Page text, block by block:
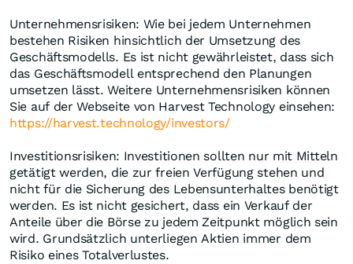
Unternehmensrisiken: Wie bei jedem Unternehmen
bestehen Risiken hinsichtlich der Umsetzung des
Geschäftsmodells. Es ist nicht gewährleistet, dass sich
das Geschäftsmodell entsprechend den Planungen
umsetzen lässt. Weitere Unternehmensrisiken können
Sie auf der Webseite von Harvest Technology einsehen:
https://harvest.technology/investors/
Investitionsrisiken: Investitionen sollten nur mit Mitteln
getätigt werden, die zur freien Verfügung stehen und
nicht für die Sicherung des Lebensunterhaltes benötigt
werden. Es ist nicht gesichert, dass ein Verkauf der
Anteile über die Börse zu jedem Zeitpunkt möglich sein
wird. Grundsätzlich unterliegen Aktien immer dem
Risiko eines Totalverlustes.